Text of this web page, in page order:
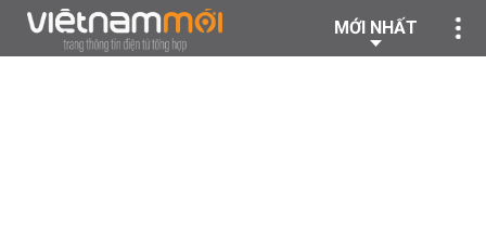
MỚI NHẤT